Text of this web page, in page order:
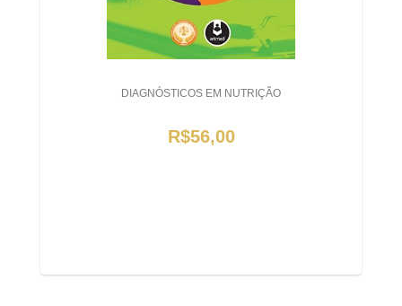
DIAGNÓSTICOS EM NUTRIÇÃO
R$56,00